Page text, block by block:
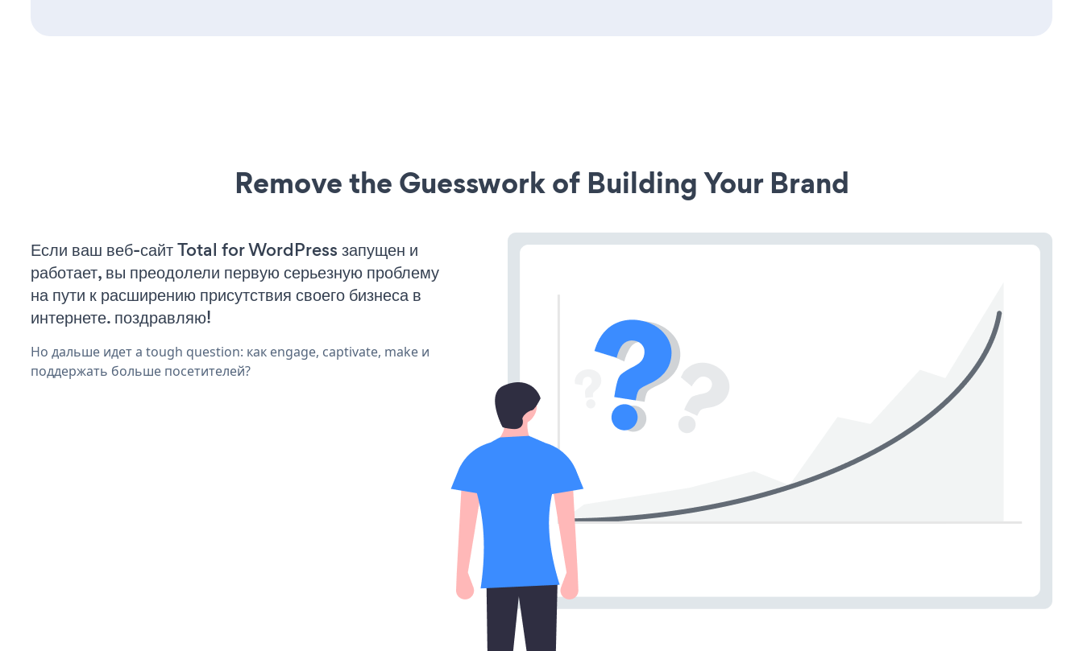
Remove the Guesswork of Building Your Brand
Если ваш веб-сайт Total for WordPress запущен и
работает, вы преодолели первую серьезную проблему
на пути к расширению присутствия своего бизнеса в
интернете. поздравляю!
Но дальше идет a tough question: как engage, captivate, make и
поддержать больше посетителей?